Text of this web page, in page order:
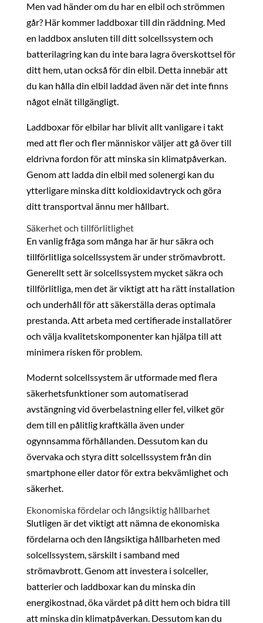
Men vad händer om du har en elbil och strömmen
går? Här kommer laddboxar till din räddning. Med
en laddbox ansluten till ditt solcellssystem och
batterilagring kan du inte bara lagra överskottsel för
ditt hem, utan också för din elbil. Detta innebär att
du kan hålla din elbil laddad även när det inte finns
något elnät tillgängligt.
Laddboxar för elbilar har blivit allt vanligare i takt
med att fler och fler människor väljer att gå över till
eldrivna fordon för att minska sin klimatpåverkan.
Genom att ladda din elbil med solenergi kan du
ytterligare minska ditt koldioxidavtryck och göra
ditt transportval ännu mer hållbart.
Säkerhet och tillförlitlighet
En vanlig fråga som många har är hur säkra och
tillförlitliga solcellssystem är under strömavbrott.
Generellt sett är solcellssystem mycket säkra och
tillförlitliga, men det är viktigt att ha rätt installation
och underhåll för att säkerställa deras optimala
prestanda. Att arbeta med certifierade installatörer
och välja kvalitetskomponenter kan hjälpa till att
minimera risken för problem.
Modernt solcellssystem är utformade med flera
säkerhetsfunktioner som automatiserad
avstängning vid överbelastning eller fel, vilket gör
dem till en pålitlig kraftkälla även under
ogynnsamma förhållanden. Dessutom kan du
övervaka och styra ditt solcellssystem från din
smartphone eller dator för extra bekvämlighet och
säkerhet.
Ekonomiska fördelar och långsiktig hållbarhet
Slutligen är det viktigt att nämna de ekonomiska
fördelarna och den långsiktiga hållbarheten med
solcellssystem, särskilt i samband med
strömavbrott. Genom att investera i solceller,
batterier och laddboxar kan du minska din
energikostnad, öka värdet på ditt hem och bidra till
att minska din klimatpåverkan. Dessutom kan du